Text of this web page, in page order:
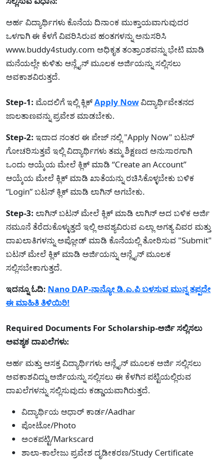
ಅರ್ಹ ವಿದ್ಯಾರ್ಥಿಗಳು ಕೊನೆಯ ದಿನಾಂಕ ಮುಕ್ತಾಯವಾಗುವುದರ
ಒಳಗಾಗಿ ಈ ಕೆಳಗೆ ವಿವರಿಸಿರುವ ಹಂತಗಳನ್ನು ಅನುಸರಿಸಿ
www.buddy4study.com ಅಧಿಕೃತ ತಂತ್ರಾಂಶವನ್ನು ಭೇಟಿ ಮಾಡಿ
ಮನೆಯಲ್ಲೇ ಕುಳಿತು ಆನ್ಲೈನ್ ಮೂಲಕ ಅರ್ಜಿಯನ್ನು ಸಲ್ಲಿಸಲು
ಅವಕಾಶವಿರುತ್ತದೆ.
Step-1: ಮೊದಲಿಗೆ ಇಲ್ಲಿ ಕ್ಲಿಕ್Apply Nowವಿದ್ಯಾರ್ಥಿವೇತನದ
ಜಾಲತಾಣವನ್ನು ಪ್ರವೇಶ ಮಾಡಬೇಕು.
Step-2: ಇದಾದ ನಂತರ ಈ ಪೇಜ್ ನಲ್ಲಿ "Apply Now" ಬಟನ್
ಗೋಚರಿಸುತ್ತವೆ ಇಲ್ಲಿ ವಿದ್ಯಾರ್ಥಿಗಳು ತಮ್ಮ ಶಿಕ್ಷಣದ ಅನುಸಾರಗಾಗಿ
ಒಂದು ಆಯ್ಕೆಯ ಮೇಲೆ ಕ್ಲಿಕ್ ಮಾಡಿ “Create an Account”
ಆಯ್ಕೆಯ ಮೇಲೆ ಕ್ಲಿಕ್ ಮಾಡಿ ಖಾತೆಯನ್ನು ರಚಿಸಿಕೊಳ್ಳಬೇಕು ಬಳಿಕ
“Login” ಬಟನ್ ಕ್ಲಿಕ್ ಮಾಡಿ ಲಾಗಿನ್ ಅಗಬೇಕು.
Step-3: ಲಾಗಿನ್ ಬಟನ್ ಮೇಲೆ ಕ್ಲಿಕ್ ಮಾಡಿ ಲಾಗಿನ್ ಅದ ಬಳಿಕ ಅರ್ಜಿ
ನಮೂನೆ ತೆರೆದುಕೊಳ್ಳುತ್ತದೆ ಇಲ್ಲಿ ಅವಶ್ಯವಿರುವ ಎಲ್ಲಾ ಅಗತ್ಯ ವಿವರ ಮತ್ತು
ದಾಖಲಾತಿಗಳನ್ನು ಅಪ್ಲೋಡ್ ಮಾಡಿ ಕೊನೆಯಲ್ಲಿ ತೋರಿಸುವ "Submit"
ಬಟನ್ ಮೇಲೆ ಕ್ಲಿಕ್ ಮಾಡಿ ಅರ್ಜಿಯನ್ನು ಆನ್ಲೈನ್ ಮೂಲಕ
ಸಲ್ಲಿಸಬೇಕಾಗುತ್ತದೆ.
ಇದನ್ನೂ ಓದಿ: Nano DAP-ನಾನ್ಯೋ ಡಿ.ಎ.ಪಿ ಬಳಸುವ ಮುನ್ನ ತಪ್ಪದೇ
ಈ ಮಾಹಿತಿ ತಿಳಿಯಿರಿ!
Required Documents For Scholarship-ಅರ್ಜಿ ಸಲ್ಲಿಸಲು
ಅವಶ್ಯಕ ದಾಖಲೆಗಳು:
ಅರ್ಹ ಮತ್ತು ಆಸಕ್ತ ವಿದ್ಯಾರ್ಥಿಗಳು ಆನ್ಲೈನ್ ಮೂಲಕ ಅರ್ಜಿ ಸಲ್ಲಿಸಲು
ಅವಕಾಶವಿದ್ದು ಅರ್ಜಿಯನ್ನು ಸಲ್ಲಿಸಲು ಈ ಕೆಳಗಿನ ಪಟ್ಟಿಯಲ್ಲಿರುವ
ದಾಖಲೆಗಳನ್ನು ಸಲ್ಲಿಸುವುದು ಕಡ್ಡಾಯವಾಗಿರುತ್ತದೆ.
ವಿದ್ಯಾರ್ಥಿಯ ಆಧಾರ್ ಕಾರ್ಡ/Aadhar
ಪೋಟೋ/Photo
ಅಂಕಪಟ್ಟಿ/Markscard
ಶಾಲಾ-ಕಾಲೇಜು ಪ್ರವೇಶ ದೃಡೀಕರಣ/Study Certificate